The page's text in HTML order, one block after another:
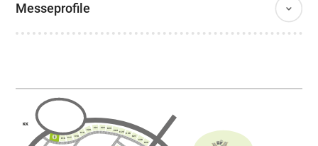
Messeprofile
C17
C18
C19
C20
C21 C22 C23
C24 C25
C26
C27
C28
C29
C16
AKK